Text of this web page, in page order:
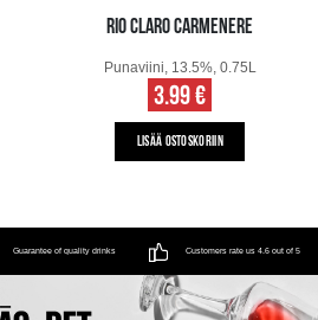
RIO CLARO CARMENERE
Punaviini, 13.5%, 0.75L
3.99 €
LISÄÄ OSTOSKORIIN
Guarantee of quality drinks Customers rate us 4.6 out of 5